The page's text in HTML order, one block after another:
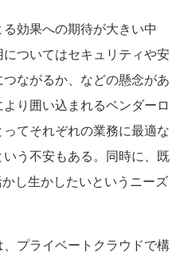
効果への期待が大きい中
ついてはセキュリティや安
ながるか、などの懸念があ
り囲い込まれるベンダーロ
てそれぞれの業務に最適な
う不安もある。同時に、既
し生かしたいというニーズ
プライベートクラウドで構